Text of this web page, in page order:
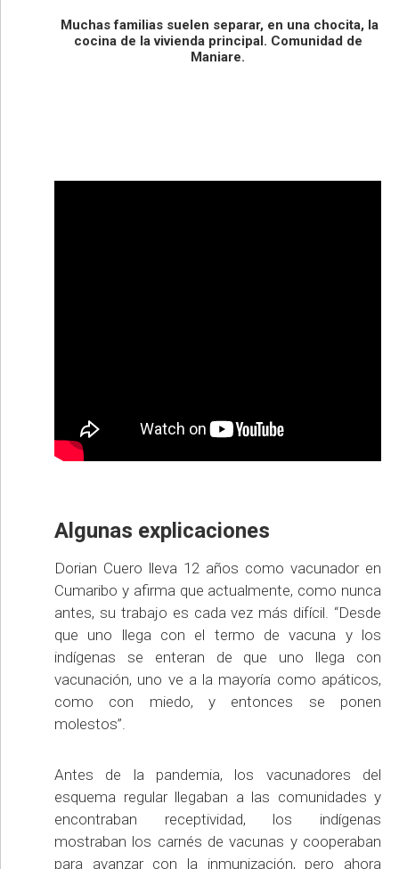
Muchas familias suelen separar, en una chocita, la
cocina de la vivienda principal. Comunidad de
Maniare.
Algunas explicaciones
Dorian Cuero lleva 12 años como vacunador en
Cumaribo y afirma que actualmente, como nunca
antes, su trabajo es cada vez más difícil. “Desde
que uno llega con el termo de vacuna y los
indígenas se enteran de que uno llega con
vacunación, uno ve a la mayoría como apáticos,
como con miedo, y entonces se ponen
molestos”.
Antes de la pandemia, los vacunadores del
esquema regular llegaban a las comunidades y
encontraban receptividad, los indígenas
mostraban los carnés de vacunas y cooperaban
para avanzar con la inmunización, pero ahora